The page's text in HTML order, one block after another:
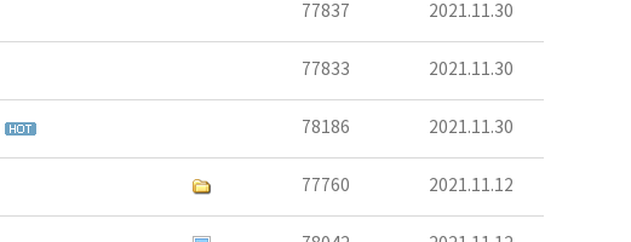
77837 2021.11.30
77833 2021.11.30
78186 2021.11.30
77760 2021.11.12